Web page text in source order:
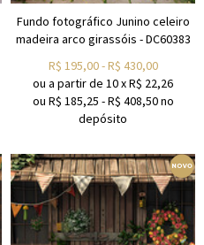
Fundo fotográfico Junino celeiro
madeira arco girassóis - DC60383
R$ 195,00-R$ 430,00
ou a partir de 10xR$ 22,26
ou R$ 185,25 -R$ 408,50no
depósito